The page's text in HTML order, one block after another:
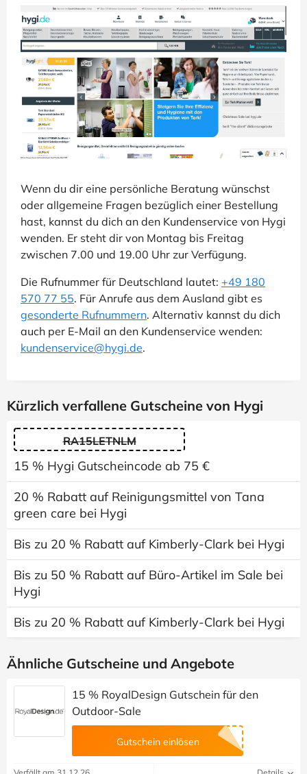
Wenn du dir eine persönliche Beratung wünschst
oder allgemeine Fragen bezüglich einer Bestellung
hast, kannst du dich an den Kundenservice von Hygi
wenden. Er steht dir von Montag bis Freitag
zwischen 7.00 und 19.00 Uhr zur Verfügung.
Die Rufnummer für Deutschland lautet: +49 180
570 77 55. Für Anrufe aus dem Ausland gibt es
gesonderte Rufnummern. Alternativ kannst du dich
auch per E-Mail an den Kundenservice wenden:
kundenservice@hygi.de.
Kürzlich verfallene Gutscheine von Hygi
RA15LETNLM
15 % Hygi Gutscheincode ab 75 €
20 % Rabatt auf Reinigungsmittel von Tana
green care bei Hygi
Bis zu 20 % Rabatt auf Kimberly-Clark bei Hygi
Bis zu 50 % Rabatt auf Büro-Artikel im Sale bei
Hygi
Bis zu 20 % Rabatt auf Kimberly-Clark bei Hygi
Ähnliche Gutscheine und Angebote
15 % RoyalDesign Gutschein für den
Outdoor-Sale
Gutschein einlösen